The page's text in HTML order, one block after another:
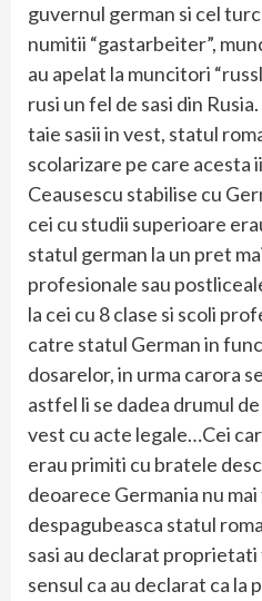
guvernul german si cel
numitii “gastarbeiter”,
au apelat la muncitori
rusi un fel de sasi din
taie sasii in vest, statul
scolarizare pe care acesta
Ceausescu stabilise cu
cei cu studii superioare
statul german la un pret
profesionale sau
la cei cu 8 clase si scoli
catre statul German in
dosarelor, in urma carora
astfel li se dadea drumul
vest cu acte legale…Cei
erau primiti cu bratele
deoarece Germania nu
despagubeasca statul
sasi au declarat proprietati
sensul ca au declarat ca la